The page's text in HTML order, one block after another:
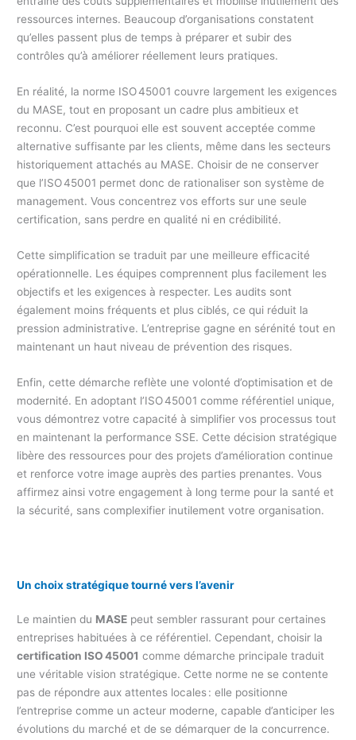
ressources internes. Beaucoup d’organisations constatent
qu’elles passent plus de temps à préparer et subir des
contrôles qu’à améliorer réellement leurs pratiques.
En réalité, la norme ISO 45001 couvre largement les exigences
du MASE, tout en proposant un cadre plus ambitieux et
reconnu. C’est pourquoi elle est souvent acceptée comme
alternative suffisante par les clients, même dans les secteurs
historiquement attachés au MASE. Choisir de ne conserver
que l’ISO 45001 permet donc de rationaliser son système de
management. Vous concentrez vos efforts sur une seule
certification, sans perdre en qualité ni en crédibilité.
Cette simplification se traduit par une meilleure efficacité
opérationnelle. Les équipes comprennent plus facilement les
objectifs et les exigences à respecter. Les audits sont
également moins fréquents et plus ciblés, ce qui réduit la
pression administrative. L’entreprise gagne en sérénité tout en
maintenant un haut niveau de prévention des risques.
Enfin, cette démarche reflète une volonté d’optimisation et de
modernité. En adoptant l’ISO 45001 comme référentiel unique,
vous démontrez votre capacité à simplifier vos processus tout
en maintenant la performance SSE. Cette décision stratégique
libère des ressources pour des projets d’amélioration continue
et renforce votre image auprès des parties prenantes. Vous
affirmez ainsi votre engagement à long terme pour la santé et
la sécurité, sans complexifier inutilement votre organisation.
Un choix stratégique tourné vers l’avenir
Le maintien du MASE peut sembler rassurant pour certaines
entreprises habituées à ce référentiel. Cependant, choisir la
certification ISO 45001 comme démarche principale traduit
une véritable vision stratégique. Cette norme ne se contente
pas de répondre aux attentes locales : elle positionne
l’entreprise comme un acteur moderne, capable d’anticiper les
évolutions du marché et de se démarquer de la concurrence.